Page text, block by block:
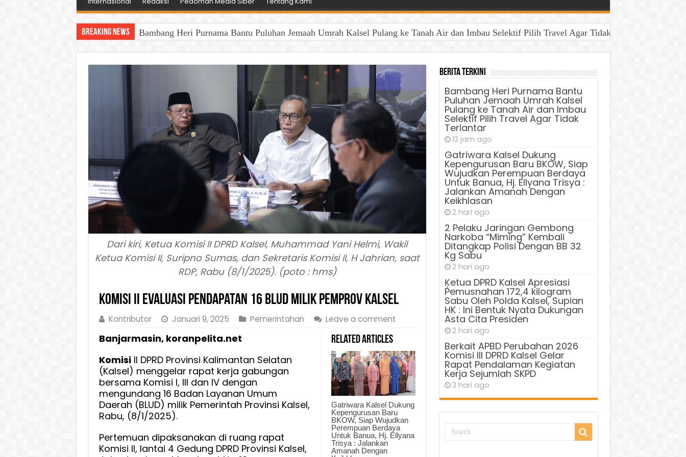
Breaking News Bambang Heri Purnama Bantu Puluhan Jemaah Umrah Kalsel Pulang ke Tanah Air dan Imbau Selektif Pilih Travel Agar Tidak Terlantar
Dari kiri, Ketua Komisi II DPRD Kalsel, Muhammad Yani Helmi, Wakil
Ketua Komisi II, Suripno Sumas, dan Sekretaris Komisi II, H Jahrian, saat
RDP, Rabu (8/1/2025). (poto : hms)
Komisi II Evaluasi Pendapatan 16 BLUD Milik Pemprov Kalsel
Kontributor Januari 9, 2025 Pemerintahan Leave a comment
Related Articles
Gatriwara Kalsel Dukung
Kepengurusan Baru
BKOW, Siap Wujudkan
Perempuan Berdaya
Untuk Banua, Hj. Ellyana
Trisya : Jalankan
Amanah Dengan
Banjarmasin, koranpelita.net
KomisiII DPRD Provinsi Kalimantan Selatan
(Kalsel) menggelar rapat kerja gabungan
bersama Komisi I, III dan IV dengan
mengundang 16 Badan Layanan Umum
Daerah (BLUD) milik Pemerintah Provinsi Kalsel,
Rabu, (8/1/2025).
Pertemuan dipaksanakan di ruang rapat
Komisi II, lantai 4 Gedung DPRD Provinsi Kalsel,
Berita Terkini
Bambang Heri Purnama Bantu
Puluhan Jemaah Umrah Kalsel
Pulang ke Tanah Air dan Imbau
Selektif Pilih Travel Agar Tidak
Terlantar
13 jam ago
Gatriwara Kalsel Dukung
Kepengurusan Baru BKOW, Siap
Wujudkan Perempuan Berdaya
Untuk Banua, Hj. Ellyana Trisya :
Jalankan Amanah Dengan
Keikhlasan
2 hari ago
2 Pelaku Jaringan Gembong
Narkoba “Miming” Kembali
Ditangkap Polisi Dengan BB 32
Kg Sabu
2 hari ago
Ķetua DPRD Kalsel Apresiasi
Pemusnahan 172,4 kilogram
Sabu Oleh Polda Kalsel, Supian
HK : Ini Bentuk Nyata Dukungan
Asta Cita Presiden
2 hari ago
Berkait APBD Perubahan 2026
Komisi III DPRD Kalsel Gelar
Rapat Pendalaman Kegiatan
Kerja Sejumlah SKPD
3 hari ago